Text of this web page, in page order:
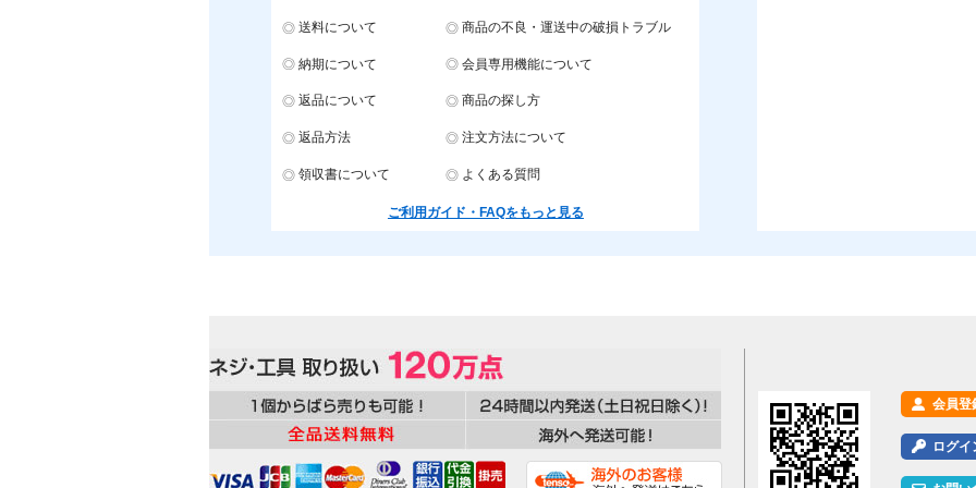
送料について 商品の不良・運送中の破損トラブル
納期について 会員専用機能について
返品について 商品の探し方
返品方法 注文方法について
領収書について よくある質問
ご利用ガイド・FAQをもっと見る
会員登
ログイ